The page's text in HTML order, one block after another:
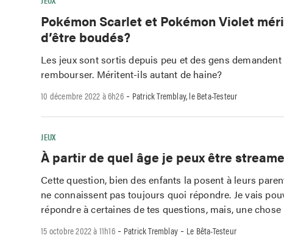
Pokémon Scarlet et Pokémon Violet
d’être boudés?
Les jeux sont sortis depuis peu et des gens demandent
rembourser. Méritent-ils autant de haine?
10 décembre 2022 à 6h26- Patrick Tremblay, le Beta-Testeur
JEUX
À partir de quel âge je peux être
Cette question, bien des enfants la posent à leurs
ne connaissent pas toujours quoi répondre. Je vais
répondre à certaines de tes questions, mais, une chose
15 octobre 2022 à 11h16- Patrick Tremblay - Le Bêta-Testeur